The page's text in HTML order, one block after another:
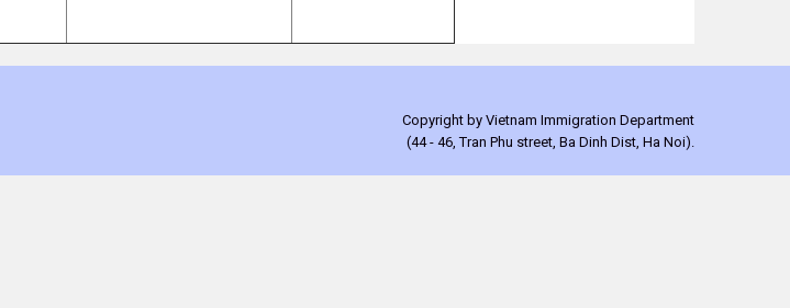
Copyright by Vietnam Immigration Department
(44 - 46, Tran Phu street, Ba Dinh Dist, Ha Noi).